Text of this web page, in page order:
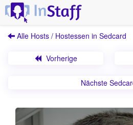
Alle Hosts / Hostessen in Sedcard
Vorherige
Nächste